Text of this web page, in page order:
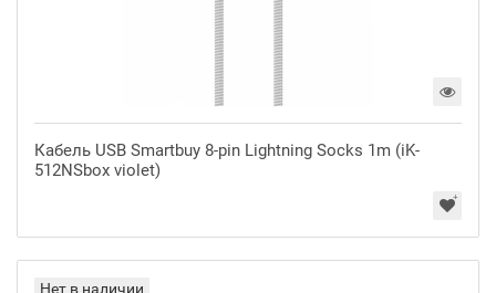
Кабель USB Smartbuy 8-pin Lightning Socks 1m (iK-
512NSbox violet)
Нет в наличии